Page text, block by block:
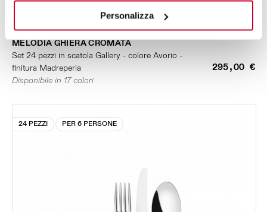
Personalizza
MELODIA GHIERA CROMATA
Set 24 pezzi in scatola Gallery - colore Avorio -
finitura Madreperla
295,00 €
Disponibile in 17 colori
24 PEZZI PER 6 PERSONE